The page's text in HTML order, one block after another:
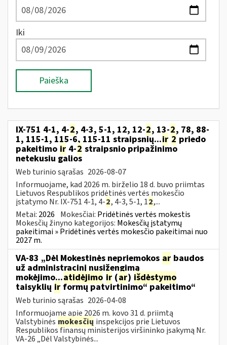
Iki
Paieška
IX-751 4-1, 4-2, 4-3, 5-1, 12, 12-2, 13-2, 78, 88-
1, 115-1, 115-6, 115-11 straipsnių...ir 2 priedo
pakeitimo ir 4-2 straipsnio pripažinimo
netekusiu galios
Web turinio sąrašas 2026-08-07
Informuojame, kad 2026 m. birželio 18 d. buvo priimtas
Lietuvos Respublikos pridėtinės vertės mokesčio
įstatymo Nr. IX-751 4-1, 4-2, 4-3, 5-1, 12,...
Metai: 2026 Mokesčiai: Pridėtinės vertės mokestis
Mokesčių žinyno kategorijos: Mokesčių įstatymų
pakeitimai » Pridėtinės vertės mokesčio pakeitimai nuo
2027 m.
VA-83 „Dėl Mokestinės nepriemokos ar baudos
už administracinį nusižengimą
mokėjimo...atidėjimo ir (ar) išdėstymo
taisyklių ir formų patvirtinimo“ pakeitimo“
Web turinio sąrašas 2026-04-08
Informuojame apie 2026 m. kovo 31 d. priimtą
Valstybinės mokesčių inspekcijos prie Lietuvos
Respublikos finansų ministerijos viršininko įsakymą Nr.
VA-26 „Dėl Valstybinės...